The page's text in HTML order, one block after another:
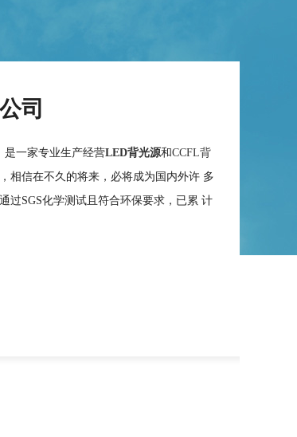
司
是一家专业生产经营LED背光源和CCFL背
相信在不久的将来，必将成为国内外许 多
过SGS化学测试且符合环保要求，已累 计